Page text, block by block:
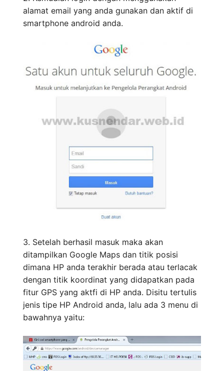
alamat email yang anda gunakan dan aktif di
smartphone android anda.
3. Setelah berhasil masuk maka akan
ditampilkan Google Maps dan titik posisi
dimana HP anda terakhir berada atau terlacak
dengan titik koordinat yang didapatkan pada
fitur GPS yang aktfi di HP anda. Disitu tertulis
jenis tipe HP Android anda, lalu ada 3 menu di
bawahnya yaitu: